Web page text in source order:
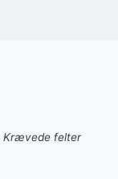
Krævede felter